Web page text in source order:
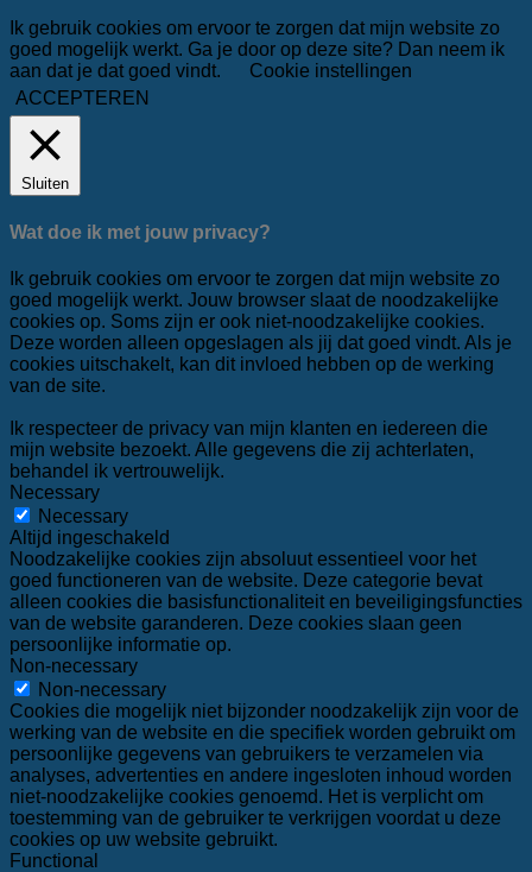
Ik gebruik cookies om ervoor te zorgen dat mijn website zo
goed mogelijk werkt. Ga je door op deze site? Dan neem ik
aan dat je dat goed vindt.
Cookie instellingen
ACCEPTEREN
Sluiten
Wat doe ik met jouw privacy?
Ik gebruik cookies om ervoor te zorgen dat mijn website zo
goed mogelijk werkt. Jouw browser slaat de noodzakelijke
cookies op. Soms zijn er ook niet-noodzakelijke cookies.
Deze worden alleen opgeslagen als jij dat goed vindt. Als je
cookies uitschakelt, kan dit invloed hebben op de werking
van de site.
Ik respecteer de privacy van mijn klanten en iedereen die
mijn website bezoekt. Alle gegevens die zij achterlaten,
behandel ik vertrouwelijk.
Necessary
Necessary
Altijd ingeschakeld
Noodzakelijke cookies zijn absoluut essentieel voor het
goed functioneren van de website. Deze categorie bevat
alleen cookies die basisfunctionaliteit en beveiligingsfuncties
van de website garanderen. Deze cookies slaan geen
persoonlijke informatie op.
Non-necessary
Non-necessary
Cookies die mogelijk niet bijzonder noodzakelijk zijn voor de
werking van de website en die specifiek worden gebruikt om
persoonlijke gegevens van gebruikers te verzamelen via
analyses, advertenties en andere ingesloten inhoud worden
niet-noodzakelijke cookies genoemd. Het is verplicht om
toestemming van de gebruiker te verkrijgen voordat u deze
cookies op uw website gebruikt.
Functional